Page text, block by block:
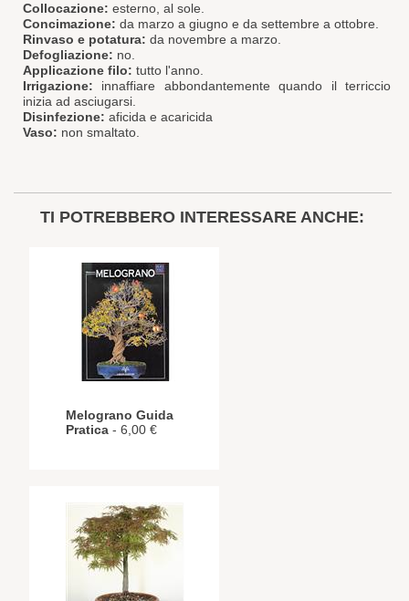
Collocazione: esterno, al sole.
Concimazione: da marzo a giugno e da settembre a ottobre.
Rinvaso e potatura: da novembre a marzo.
Defogliazione: no.
Applicazione filo: tutto l'anno.
Irrigazione: innaffiare abbondantemente quando il terriccio
inizia ad asciugarsi.
Disinfezione: aficida e acaricida
Vaso: non smaltato.
TI POTREBBERO INTERESSARE ANCHE:
Melograno Guida
Pratica - 6,00 €